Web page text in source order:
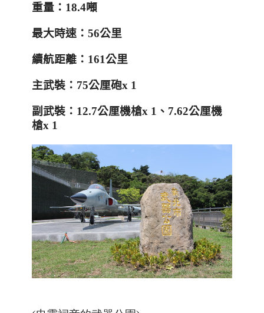
重量： 18.4噸
最大時速： 56公里
續航距離： 161公里
主武裝： 75公厘砲x 1
副武裝： 12.7公厘機槍x 1 、 7.62公厘機
槍x 1